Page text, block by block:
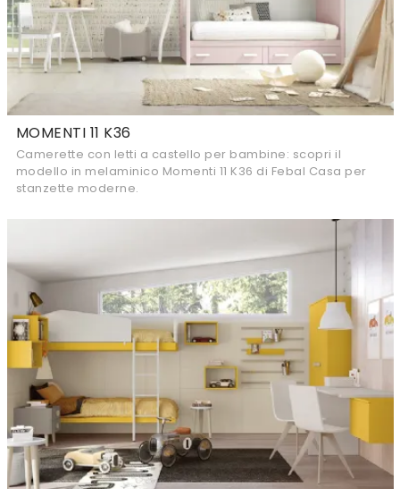
MOMENTI 11 K36
Camerette con letti a castello per bambine: scopri il
modello in melaminico Momenti 11 K36 di Febal Casa per
stanzette moderne.